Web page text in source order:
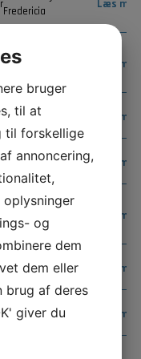
Fredericia
Læs
Scandic Sydhavnen Læs
Online via MS
Læs
Online via MS
Læs
Online via MS
Teams
Læs
Online via MS
Teams
Læs
Online via MS
Teams
Læs
bruger
til at
til forskellige
annoncering,
og
dem
dem eller
brug af deres
giver du